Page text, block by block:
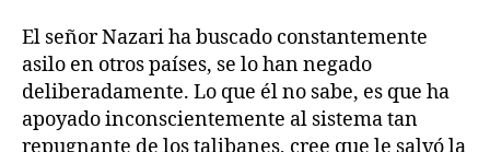
El señor Nazari ha buscado constantemente
asilo en otros países, se lo han negado
deliberadamente. Lo que él no sabe, es que ha
apoyado inconscientemente al sistema tan
repugnante de los talibanes, cree que le salvó la